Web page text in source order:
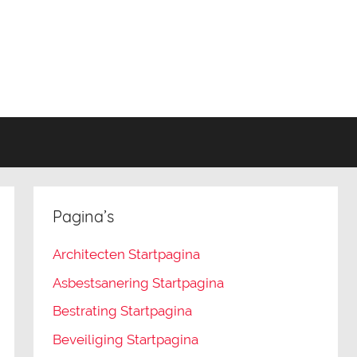
Pagina’s
Architecten Startpagina
Asbestsanering Startpagina
Bestrating Startpagina
Beveiliging Startpagina